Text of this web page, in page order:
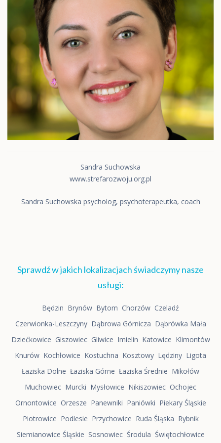
Sandra Suchowska
www.strefarozwoju.org.pl
Sandra Suchowska psycholog, psychoterapeutka, coach
Sprawdź w jakich lokalizacjach świadczymy nasze
usługi:
Będzin Brynów Bytom Chorzów Czeladź
Czerwionka-Leszczyny Dąbrowa Górnicza Dąbrówka Mała
Dziećkowice Giszowiec Gliwice Imielin Katowice Klimontów
Knurów Kochłowice Kostuchna Kosztowy Lędziny Ligota
Łaziska Dolne Łaziska Górne Łaziska Średnie Mikołów
Muchowiec Murcki Mysłowice Nikiszowiec Ochojec
Ornontowice Orzesze Panewniki Paniówki Piekary Śląskie
Piotrowice Podlesie Przychowice Ruda Śląska Rybnik
Siemianowice Śląskie Sosnowiec Środula Świętochłowice